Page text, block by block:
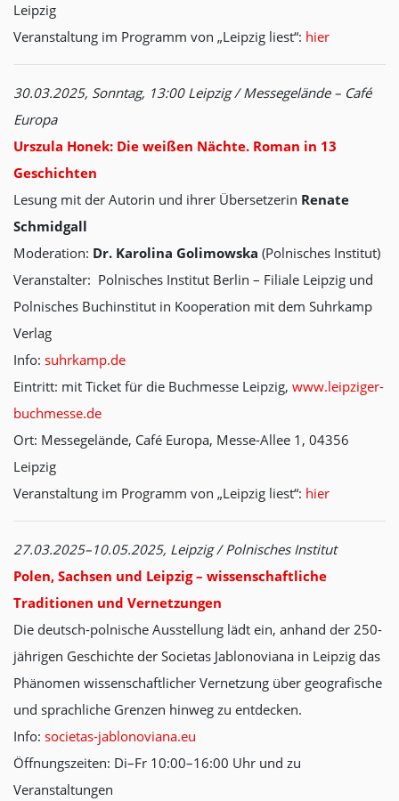
Leipzig
Veranstaltung im Programm von „Leipzig liest“: hier
30.03.2025, Sonntag, 13:00 Leipzig / Messegelände – Café
Europa
Urszula Honek: Die weißen Nächte. Roman in 13
Geschichten
Lesung mit der Autorin und ihrer Übersetzerin Renate
Schmidgall
Moderation: Dr. Karolina Golimowska (Polnisches Institut)
Veranstalter: Polnisches Institut Berlin – Filiale Leipzig und
Polnisches Buchinstitut in Kooperation mit dem Suhrkamp
Verlag
Info: suhrkamp.de
Eintritt: mit Ticket für die Buchmesse Leipzig, www.leipziger-
buchmesse.de
Ort: Messegelände, Café Europa, Messe-Allee 1, 04356
Leipzig
Veranstaltung im Programm von „Leipzig liest“: hier
27.03.2025–10.05.2025, Leipzig / Polnisches Institut
Polen, Sachsen und Leipzig – wissenschaftliche
Traditionen und Vernetzungen
Die deutsch-polnische Ausstellung lädt ein, anhand der 250-
jährigen Geschichte der Societas Jablonoviana in Leipzig das
Phänomen wissenschaftlicher Vernetzung über geografische
und sprachliche Grenzen hinweg zu entdecken.
Info: societas-jablonoviana.eu
Öffnungszeiten: Di–Fr 10:00–16:00 Uhr und zu
Veranstaltungen